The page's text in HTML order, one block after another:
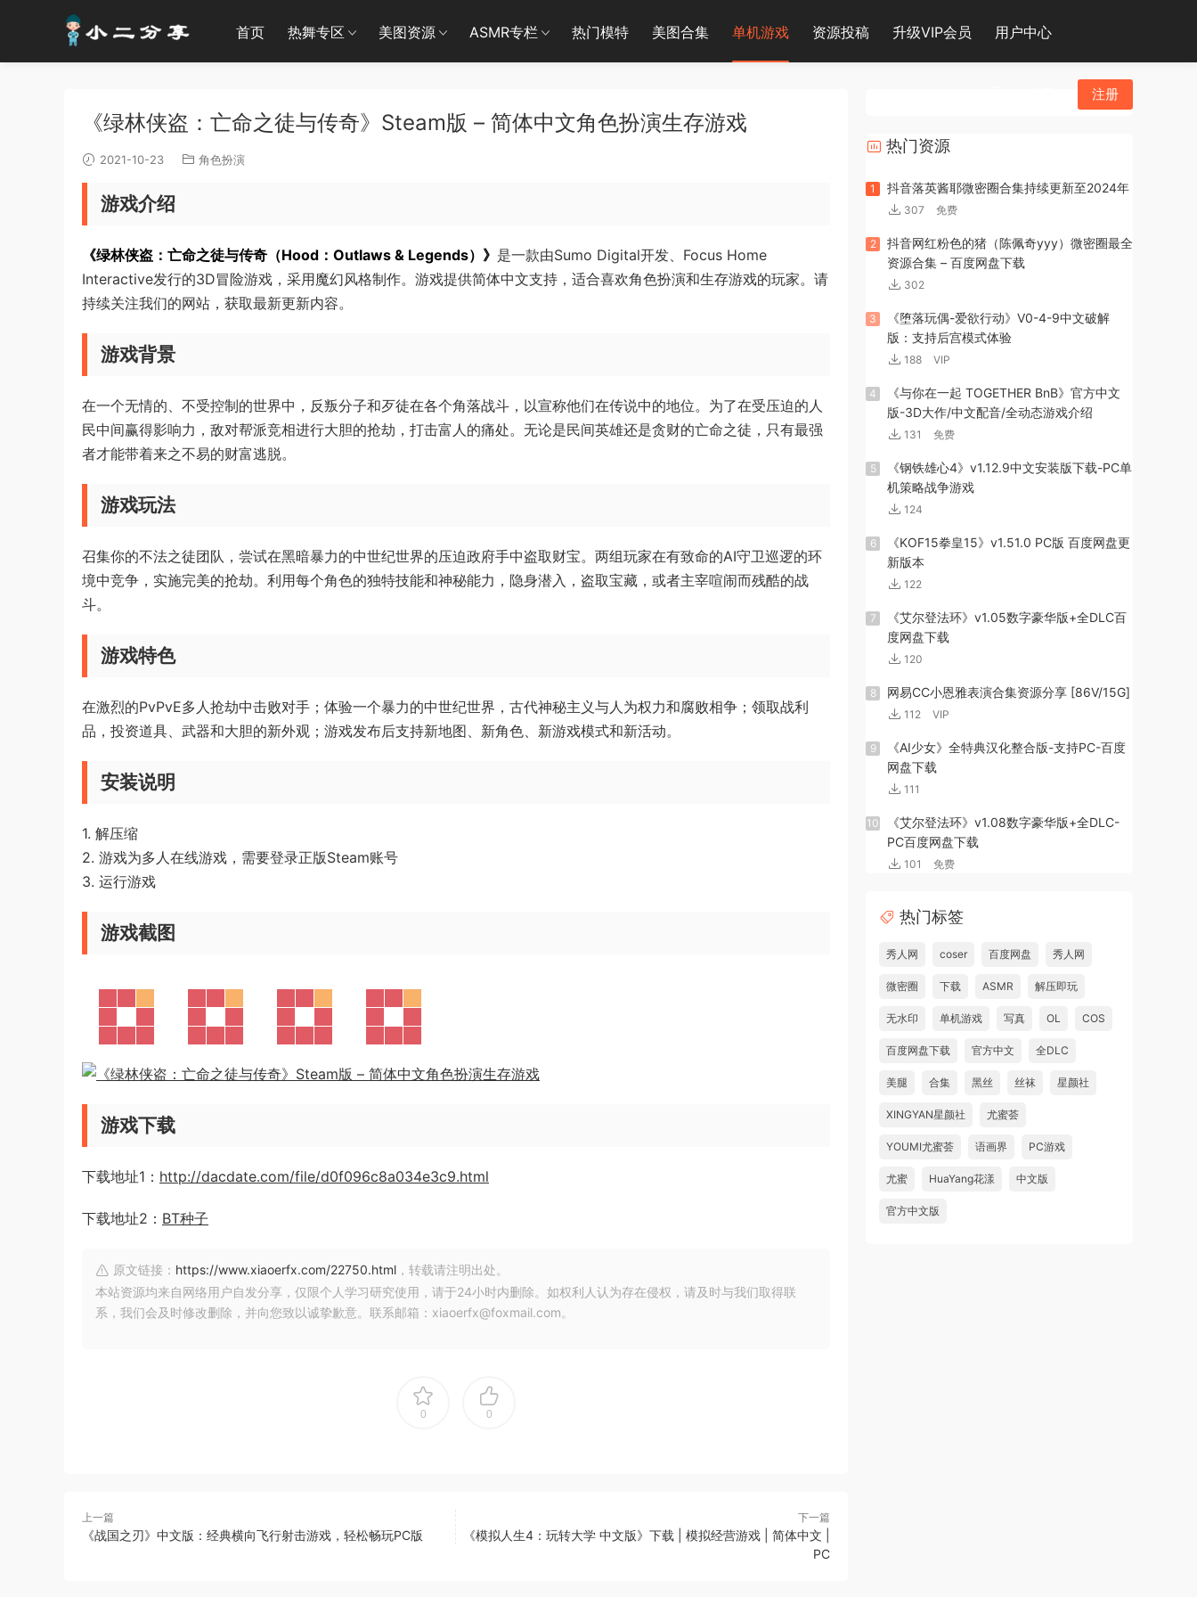
首页 热舞专区 美图资源 ASMR专栏 热门模特 美图合集 单机游戏 资源投稿 升级VIP会员 用户中心
注册
《绿林侠盗：亡命之徒与传奇》Steam版 – 简体中文角色扮演生存游戏
2021-10-23 角色扮演
游戏介绍
《绿林侠盗：亡命之徒与传奇（Hood：Outlaws & Legends）》 是一款由Sumo Digital开发、Focus Home
Interactive发行的3D冒险游戏，采用魔幻风格制作。游戏提供简体中文支持，适合喜欢角色扮演和生存游戏的玩家。请
持续关注我们的网站，获取最新更新内容。
游戏背景
在一个无情的、不受控制的世界中，反叛分子和歹徒在各个角落战斗，以宣称他们在传说中的地位。为了在受压迫的人
民中间赢得影响力，敌对帮派竞相进行大胆的抢劫，打击富人的痛处。无论是民间英雄还是贪财的亡命之徒，只有最强
者才能带着来之不易的财富逃脱。
游戏玩法
召集你的不法之徒团队，尝试在黑暗暴力的中世纪世界的压迫政府手中盗取财宝。两组玩家在有致命的AI守卫巡逻的环
境中竞争，实施完美的抢劫。利用每个角色的独特技能和神秘能力，隐身潜入，盗取宝藏，或者主宰喧闹而残酷的战
斗。
游戏特色
在激烈的PvPvE多人抢劫中击败对手；体验一个暴力的中世纪世界，古代神秘主义与人为权力和腐败相争；领取战利
品，投资道具、武器和大胆的新外观；游戏发布后支持新地图、新角色、新游戏模式和新活动。
安装说明
1. 解压缩
2. 游戏为多人在线游戏，需要登录正版Steam账号
3. 运行游戏
游戏截图
游戏下载
下载地址1： http://dacdate.com/file/d0f096c8a034e3c9.html
下载地址2： BT种子
原文链接： https://www.xiaoerfx.com/22750.html ，转载请注明出处。
本站资源均来自网络用户自发分享，仅限个人学习研究使用，请于24小时内删除。如权利人认为存在侵权，请及时与我们取得联
系，我们会及时修改删除，并向您致以诚挚歉意。联系邮箱：xiaoerfx@foxmail.com。
0 0
上一篇
《战国之刃》中文版：经典横向飞行射击游戏，轻松畅玩PC版
下一篇
《模拟人生4：玩转大学 中文版》下载 | 模拟经营游戏 | 简体中文 |
PC
热门资源
1 抖音落英酱耶微密圈合集持续更新至2024年
307 免费
2
抖音网红粉色的猪（陈佩奇yyy）微密圈最全
资源合集 – 百度网盘下载
302
3
《堕落玩偶-爱欲行动》V0-4-9中文破解
版：支持后宫模式体验
188 VIP
4
《与你在一起 TOGETHER BnB》官方中文
版-3D大作/中文配音/全动态游戏介绍
131 免费
5
《钢铁雄心4》v1.12.9中文安装版下载-PC单
机策略战争游戏
124
6
《KOF15拳皇15》v1.51.0 PC版 百度网盘更
新版本
122
7
《艾尔登法环》v1.05数字豪华版+全DLC百
度网盘下载
120
8 网易CC小恩雅表演合集资源分享 [86V/15G]
112 VIP
9
《AI少女》全特典汉化整合版-支持PC-百度
网盘下载
111
10
《艾尔登法环》v1.08数字豪华版+全DLC-
PC百度网盘下载
101 免费
热门标签
秀人网 coser 百度网盘 秀人网
微密圈 下载 ASMR 解压即玩
无水印 单机游戏 写真 OL COS
百度网盘下载 官方中文 全DLC
美腿 合集 黑丝 丝袜 星颜社
XINGYAN星颜社 尤蜜荟
YOUMI尤蜜荟 语画界 PC游戏
尤蜜 HuaYang花漾 中文版
官方中文版